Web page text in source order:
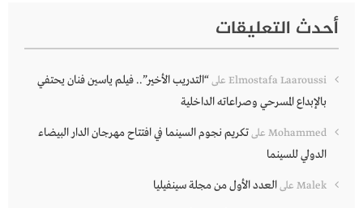
أحدث التعليقات
Elmostafa Laaroussi على“التدريب الأخير”.. فيلم ياسين فنان يحتفي
بالإبداع المسرحي وصراعاته الداخلية
Mohammed علىتكريم نجوم السينما في افتتاح مهرجان الدار البيضاء
الدولي للسينما
Malek علىالعدد الأول من مجلة سينفيليا